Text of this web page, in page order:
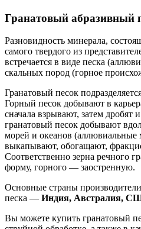
Гранатовый абразивный
Разновидность минерала,
самого твердого из
встречается в виде песка
скальных пород (горное
Гранатовый песок
Горный песок добывают в
сначала взрывают, затем
гранатовый песок добывают
морей и океанов (аллювиальные
выкапывают, обогащают,
Соответственно зерна речного
форму, горного — заостренную.
Основные страны
песка — Индия, Австралия,
Вы можете купить гранатовый